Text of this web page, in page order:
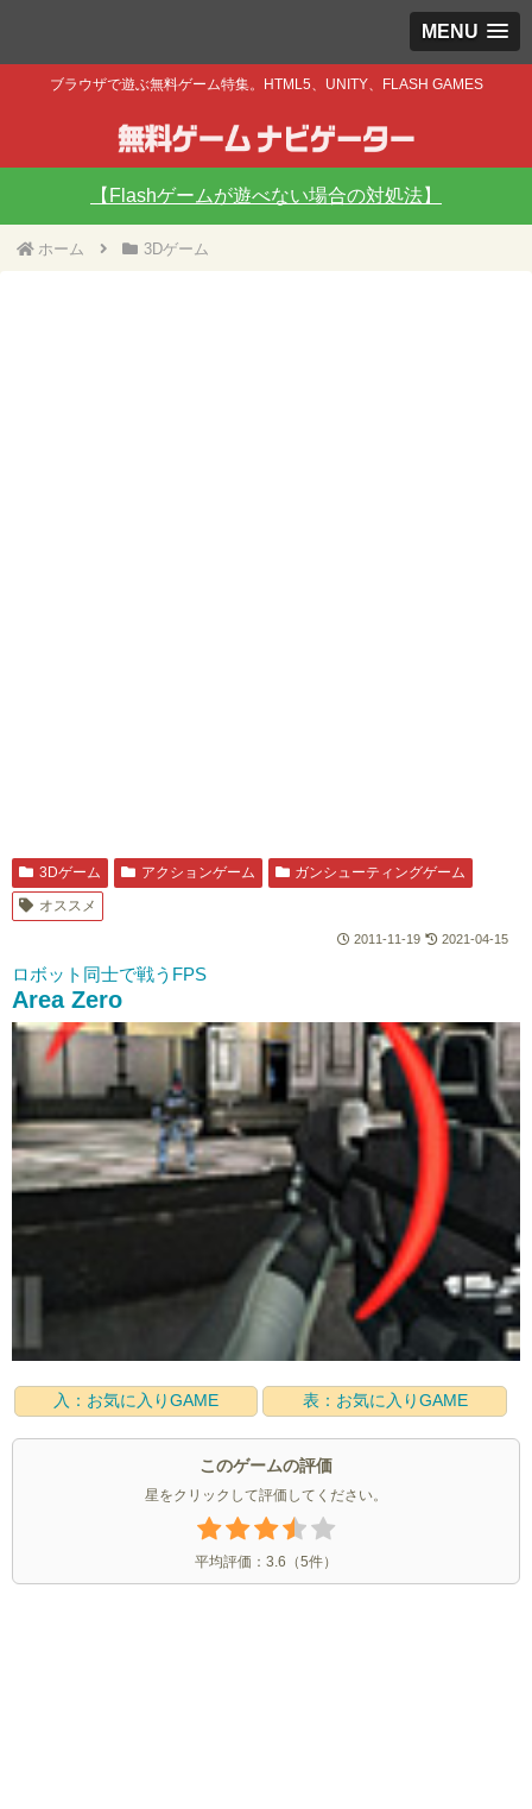
MENU
ブラウザで遊ぶ無料ゲーム特集。HTML5、UNITY、FLASH GAMES
【Flashゲームが遊べない場合の対処法】
ホーム 3Dゲーム
3Dゲーム アクションゲーム
ガンシューティングゲーム
オススメ
2011-11-19 2021-04-15
ロボット同士で戦うFPS
Area Zero
入：お気に入りGAME 表：お気に入りGAME
このゲームの評価
星をクリックして評価してください。
平均評価： 3.6 （5件）